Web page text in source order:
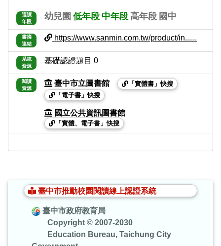
適讀
年段
幼兒園 低年段 中年段 高年段 國中
書摘
連結
https://www.sanmin.com.tw/product/in......
系統
資源
基礎認證題目 0
閱讀
資源
臺中市立圖書館
「實體書」快搜
「電子書」快搜
國立公共資訊圖書館
「實體、電子書」快搜
臺中市推動校園閱讀線上認證系統
臺中市政府教育局
Copyright © 2007-2030
Education Bureau, Taichung City